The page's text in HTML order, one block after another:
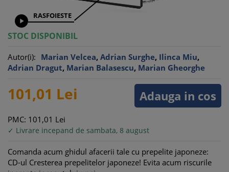

RASFOIESTE
STOC DISPONIBIL
Autor(i): Marian Velcea, Adrian Surghe, Ilinca Miu,
Adrian Dragut, Marian Balasescu, Marian Gheorghe
Adauga in cos
101,01 Lei
PMC: 101,01 Lei
✓ Livrare incepand de sambata, 8 august
Comanda acum ghidul afacerii tale cu prepelite japoneze:
CD-ul Cresterea prepelitelor japoneze! Evita acum riscurile